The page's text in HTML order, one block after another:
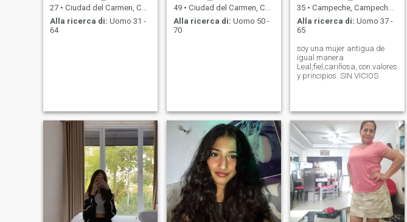
27 • Ciudad del Carmen, Campeche, Messico
Alla ricerca di: Uomo 31 -
64
49 • Ciudad del Carmen, Campeche, Messico
Alla ricerca di: Uomo 50 -
70
35 • Campeche, Campeche, Messico
Alla ricerca di: Uomo 37 -
65
soy una mujer antigua de
igual manera
Leal,fiel,cariñosa, con valores
y principios. SIN VICIOS